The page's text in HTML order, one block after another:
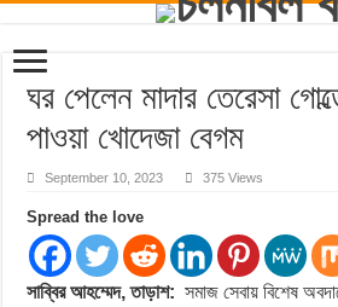
ঘর পেলেন মাদার তেরেসা
পাওয়া খোদেজা বেগম
September 10, 2023 375 Views
Spread the love
সাব্বির আহম্মেদ, তাড়াশ: সমাজ সেবায় বিশেষ